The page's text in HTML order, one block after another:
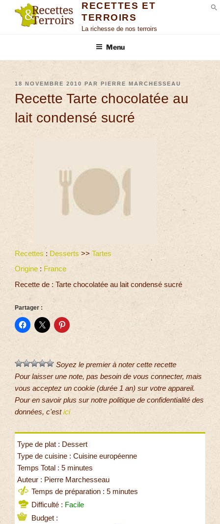
RECETTES ET
TERROIRS
La richesse de nos terroirs
Menu
18 NOVEMBRE 2010 PAR PIERRE MARCHESSEAU
Recette Tarte chocolatée au
lait condensé sucré
Recettes : Desserts >> Tartes
Origine : France
Recette de : Tarte chocolatée au lait condensé sucré
Partager :
Soyez le premier à noter cette recette
Pour laisser une note, pas besoin de vous connecter, mais
vous acceptez un cookie (durée 1 an) sur votre appareil.
Pour en savoir plus sur notre politique de confidentialité des
données, c'estici
Type de plat : Dessert
Type de cuisine : Cuisine européenne
Temps Total : 5 minutes
Auteur : Pierre Marchesseau
Temps de préparation : 5 minutes
Difficulté : Facile
Budget :